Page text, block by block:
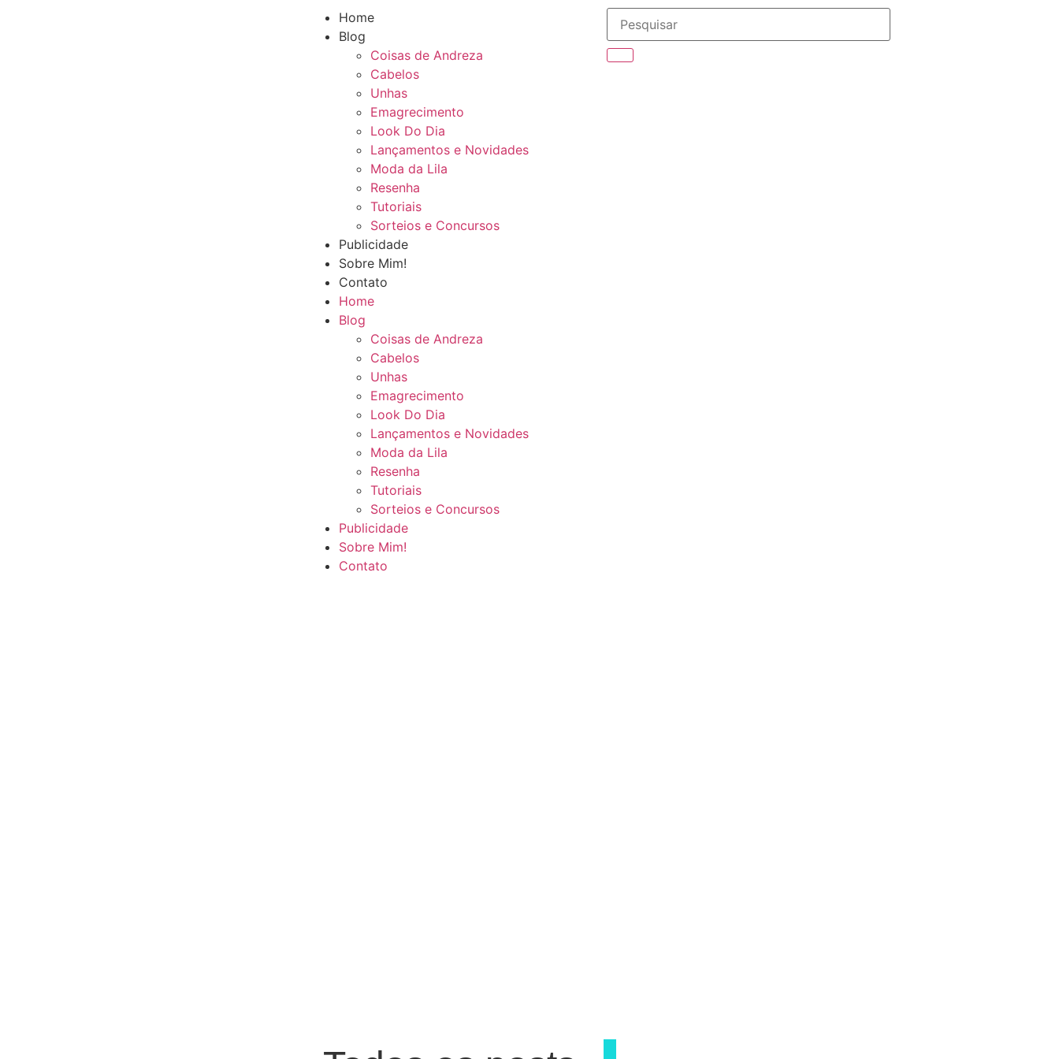
Home
Blog
Coisas de Andreza
Cabelos
Unhas
Emagrecimento
Look Do Dia
Lançamentos e Novidades
Moda da Lila
Resenha
Tutoriais
Sorteios e Concursos
Publicidade
Sobre Mim!
Contato
Home
Blog
Coisas de Andreza
Cabelos
Unhas
Emagrecimento
Look Do Dia
Lançamentos e Novidades
Moda da Lila
Resenha
Tutoriais
Sorteios e Concursos
Publicidade
Sobre Mim!
Contato